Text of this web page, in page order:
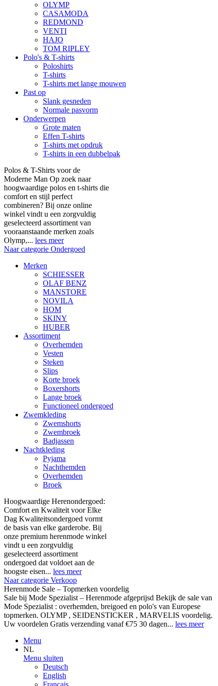
OLYMP
CASAMODA
REDMOND
VENTI
HAJO
TOM RIPLEY
Polo's & T-shirts
Poloshirts
T-shirts
T-shirts met lange mouwen
Past op
Slank gesneden
Normale pasvorm
Onderwerpen
Grote maten
Effen T-shirts
T-shirts met opdruk
T-shirts in een dubbelpak
Polos & T-Shirts voor de
Moderne Man Op zoek naar
hoogwaardige polos en t-shirts die
comfort en stijl perfect
combineren? Bij onze online
winkel vindt u een zorgvuldig
geselecteerd assortiment van
vooraanstaande merken zoals
Olymp,... lees meer
Naar categorie Ondergoed
Merken
SCHIESSER
OLAF BENZ
MANSTORE
NOVILA
HOM
SKINY
HUBER
Assortiment
Overhemden
Vesten
Steken
Slips
Korte broek
Boxershorts
Lange broek
Functioneel ondergoed
Zwemkleding
Zwemshorts
Zwembroek
Badjassen
Nachtkleding
Pyjama
Nachthemden
Overhemden
Broek
Hoogwaardige Herenondergoed:
Comfort en Kwaliteit voor Elke
Dag Kwaliteitsondergoed vormt
de basis van elke garderobe. Bij
onze premium herenmode winkel
vindt u een zorgvuldig
geselecteerd assortiment
ondergoed dat voldoet aan de
hoogste eisen... lees meer
Naar categorie Verkoop
Herenmode Sale – Topmerken voordelig
Sale bij Mode Spezialist – Herenmode afgeprijsd Bekijk de sale van
Mode Spezialist : overhemden, breigoed en polo's van Europese
topmerken. OLYMP , SEIDENSTICKER , MARVELIS voordelig.
Uw voordelen Gratis verzending vanaf €75 30 dagen... lees meer
Menu
NL
Menu sluiten
Deutsch
English
Français